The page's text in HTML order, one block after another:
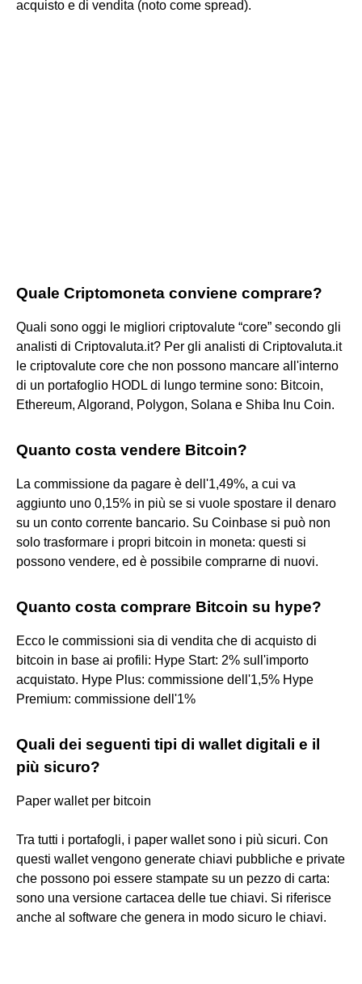
acquisto e di vendita (noto come spread).
Quale Criptomoneta conviene comprare?
Quali sono oggi le migliori criptovalute “core” secondo gli
analisti di Criptovaluta.it? Per gli analisti di Criptovaluta.it
le criptovalute core che non possono mancare all'interno
di un portafoglio HODL di lungo termine sono: Bitcoin,
Ethereum, Algorand, Polygon, Solana e Shiba Inu Coin.
Quanto costa vendere Bitcoin?
La commissione da pagare è dell'1,49%, a cui va
aggiunto uno 0,15% in più se si vuole spostare il denaro
su un conto corrente bancario. Su Coinbase si può non
solo trasformare i propri bitcoin in moneta: questi si
possono vendere, ed è possibile comprarne di nuovi.
Quanto costa comprare Bitcoin su hype?
Ecco le commissioni sia di vendita che di acquisto di
bitcoin in base ai profili: Hype Start: 2% sull'importo
acquistato. Hype Plus: commissione dell'1,5% Hype
Premium: commissione dell'1%
Quali dei seguenti tipi di wallet digitali e il
più sicuro?
Paper wallet per bitcoin
Tra tutti i portafogli, i paper wallet sono i più sicuri. Con
questi wallet vengono generate chiavi pubbliche e private
che possono poi essere stampate su un pezzo di carta:
sono una versione cartacea delle tue chiavi. Si riferisce
anche al software che genera in modo sicuro le chiavi.